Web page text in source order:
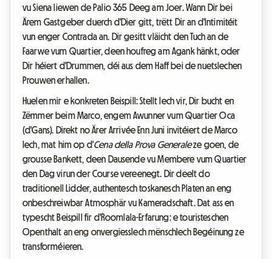
vu Siena liewen de Palio 365 Deeg am Joer. Wann Dir bei
Ärem Gastgeber duerch d'Dier gitt, trëtt Dir an d'Intimitéit
vun enger Contrada an. Dir gesitt vläicht den Tuch an de
Faarwe vum Quartier, deen houfreg am Agank hänkt, oder
Dir héiert d'Drummen, déi aus dem Haff bei de nuetslechen
Prouwen erhallen.
Huelen mir e konkreten Beispill: Stellt Iech vir, Dir bucht en
Zëmmer beim Marco, engem Awunner vum Quartier Oca
(d'Gans). Direkt no Ärer Arrivée Enn Juni invitéiert de Marco
Iech, mat him op d'Cena della Prova Generaleze goen, de
grousse Bankett, deen Dausende vu Membere vum Quartier
den Dag virun der Course vereenegt. Dir deelt do
traditionell Lidder, authentesch toskanesch Platen an eng
onbeschreiwbar Atmosphär vu Kameradschaft. Dat ass en
typescht Beispill fir d'Roomlala-Erfarung: e touristeschen
Openthalt an eng onvergiesslech mënschlech Begéinung ze
transforméieren.